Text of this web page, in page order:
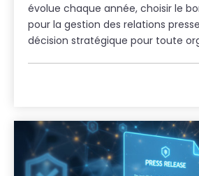
évolue chaque année, choisir le
pour la gestion des relations
décision stratégique pour toute